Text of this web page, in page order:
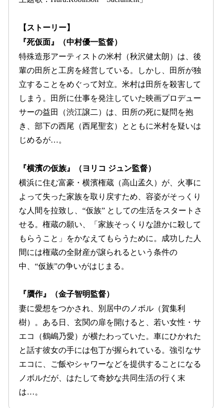
【ストーリー】
『死仮面』（中村優一監督）
特殊造形アーティストの米村（秋沢健太朗）は、後
輩の田所と工房を経営している。しかし、田所が独
立することをめぐって対立。米村は田所を殺害して
しまう。田所に仕事を発注していた映画プロデュー
サーの益田（渋江譲二）は、田所の死に疑問を抱
き、部下の西尾（西尾聖玄）とともに米村を疑いは
じめるが…。
『横濱の仮族』（ヨリコ ジュン監督）
横浜に住む富豪・横濱権蔵（高山孟久）が、火事に
よって失った家族を取り戻すため、容姿がそっくり
な人間を拉致し、“仮族” としての生活をスタートさ
せる。権蔵の願い、「家族そっくりな誰かに殺して
もらうこと」をかなえてもらうために。成功した人
間には権蔵の全財産が譲られるという条件の
中、“仮族”の争いがはじまる。
『贋作』（金子智明監督）
妻に愛想をつかされ、別居中のノボル（賀集利
樹）。ある日、玄関の扉を開けると、若い女性・サ
エコ（鶴嶋乃愛）が横たわっていた。車にひかれた
と話す彼女の手には包丁が握られている。強引なサ
エコに、ご飯やシャワーなどを提供することになる
ノボルだが、はたして奇妙な共同生活の行く末
は…。